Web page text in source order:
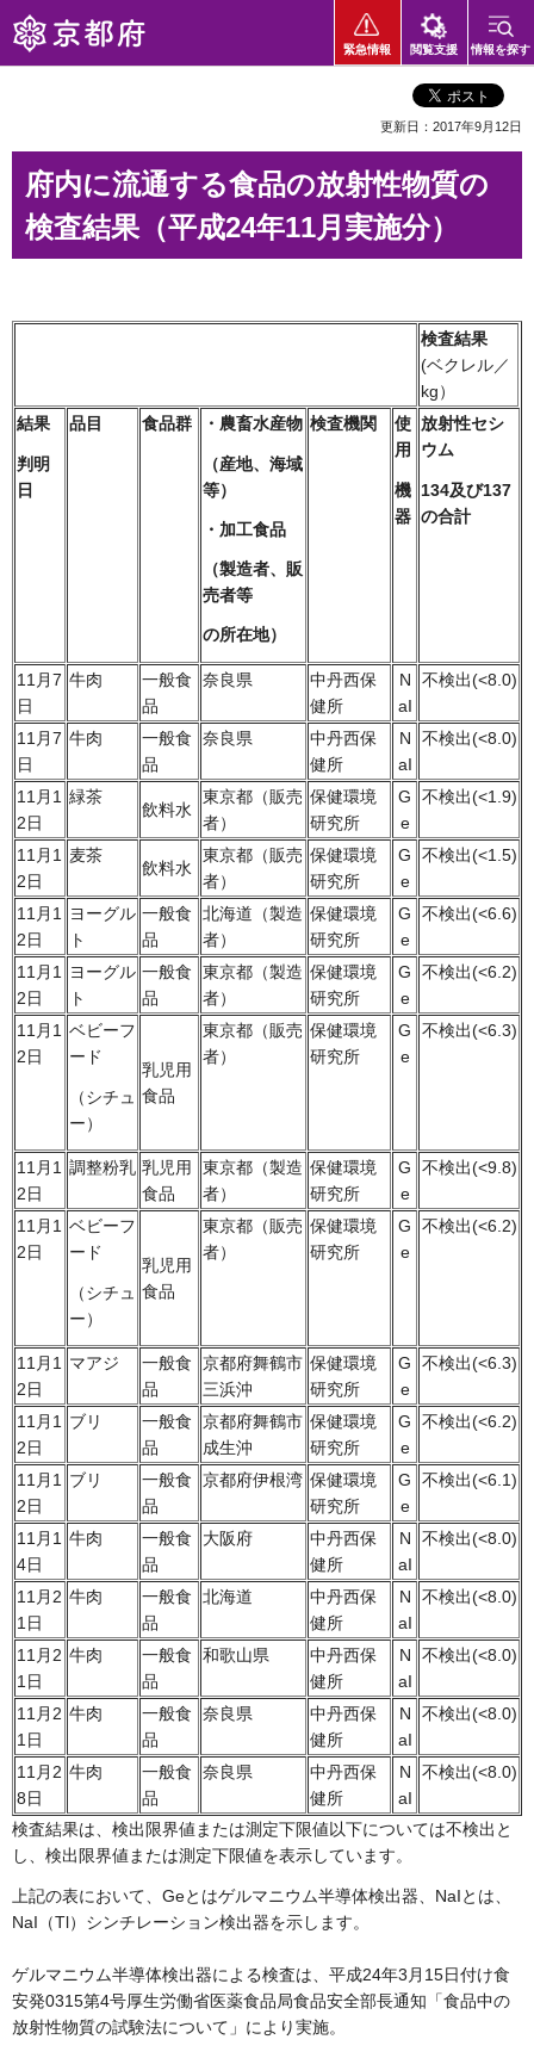
京都府
緊急情報 閲覧支援 情報を探す
更新日：2017年9月12日
府内に流通する食品の放射性物質の
検査結果（平成24年11月実施分）
検査結果
(ベクレル／
kg）
結果
判明
日
品目 食品群 ・農畜水産物
（産地、海域
等）
・加工食品
（製造者、
販
売者等
の所在地）
検査機関
使
用
機
器
放射性セシ
ウム
134及び137
の合計
11月7
日
牛肉
一般食
品
奈良県
中丹西保
健所
N
aI
不検出(<8.0)
11月7
日
牛肉
一般食
品
奈良県
中丹西保
健所
N
aI
不検出(<8.0)
11月1
2日
緑茶
飲料水
東京都（販売
者）
保健環境
研究所
G
e
不検出(<1.9)
11月1
2日
麦茶
飲料水
東京都（販売
者）
保健環境
研究所
G
e
不検出(<1.5)
11月1
2日
ヨーグル
ト
一般食
品
北海道（製造
者）
保健環境
研究所
G
e
不検出(<6.6)
11月1
2日
ヨーグル
ト
一般食
品
東京都（製造
者）
保健環境
研究所
G
e
不検出(<6.2)
11月1
2日
ベビーフ
ード
（シチュ
ー）
乳児用
食品
東京都（販売
者）
保健環境
研究所
G
e
不検出(<6.3)
11月1
2日
調整粉乳 乳児用
食品
東京都（製造
者）
保健環境
研究所
G
e
不検出(<9.8)
11月1
2日
ベビーフ
ード
（シチュ
ー）
乳児用
食品
東京都（販売
者）
保健環境
研究所
G
e
不検出(<6.2)
11月1
2日
マアジ
一般食
品
京都府舞鶴市
三浜沖
保健環境
研究所
G
e
不検出(<6.3)
11月1
2日
ブリ
一般食
品
京都府舞鶴市
成生沖
保健環境
研究所
G
e
不検出(<6.2)
11月1
2日
ブリ
一般食
品
京都府伊根湾 保健環境
研究所
G
e
不検出(<6.1)
11月1
4日
牛肉
一般食
品
大阪府
中丹西保
健所
N
aI
不検出(<8.0)
11月2
1日
牛肉
一般食
品
北海道
中丹西保
健所
N
aI
不検出(<8.0)
11月2
1日
牛肉
一般食
品
和歌山県
中丹西保
健所
N
aI
不検出(<8.0)
11月2
1日
牛肉
一般食
品
奈良県
中丹西保
健所
N
aI
不検出(<8.0)
11月2
8日
牛肉
一般食
品
奈良県
中丹西保
健所
N
aI
不検出(<8.0)
検査結果は、検出限界値または測定下限値以下については不検出と
し、検出限界値または測定下限値を表示しています。
上記の表において、Geとはゲルマニウム半導体検出器、NaIとは、
NaI（Tl）シンチレーション検出器を示します。
ゲルマニウム半導体検出器による検査は、平成24年3月15日付け食
安発0315第4号厚生労働省医薬食品局食品安全部長通知「食品中の
放射性物質の試験法について」により実施。